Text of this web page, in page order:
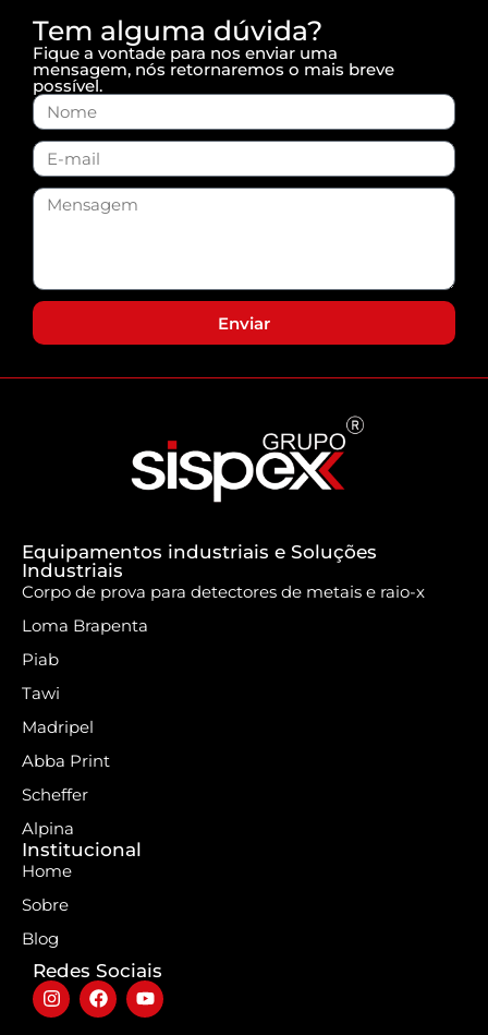
Tem alguma dúvida?
Fique a vontade para nos enviar uma
mensagem, nós retornaremos o mais breve
possível.
Enviar
Equipamentos industriais e Soluções
Industriais
Corpo de prova para detectores de metais e raio-x
Loma Brapenta
Piab
Tawi
Madripel
Abba Print
Scheffer
Alpina
Institucional
Home
Sobre
Blog
Redes Sociais